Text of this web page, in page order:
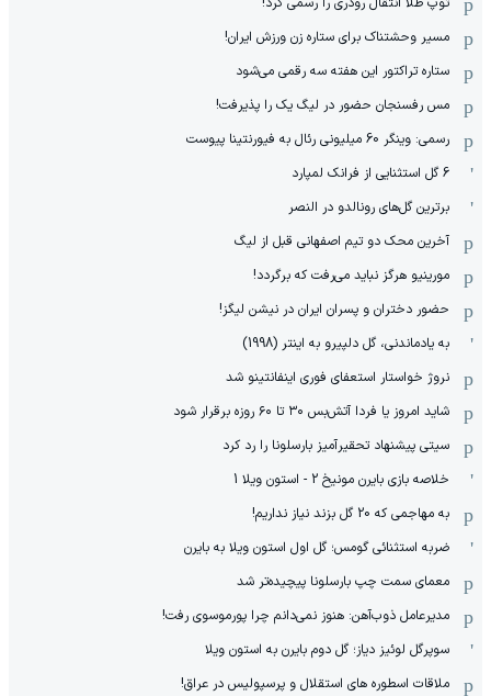
مسیر وحشتناک برای ستاره زن ورزش ایران!
ستاره تراکتور این هفته سه رقمی می‌شود
مس رفسنجان حضور در لیگ یک را پذیرفت!
رسمی: وینگر 60 میلیونی رئال به فیورنتینا پیوست
6 گل استثنایی از فرانک لمپارد
برترین گل‌های رونالدو در النصر
آخرین محک دو تیم اصفهانی قبل از لیگ
مورینیو هرگز نباید می‌رفت که برگردد!
حضور دختران و پسران ایران در نیشن لیگز!
به یادماندنی، گل دلپیرو به اینتر (1998)
نروژ خواستار استعفای فوری اینفانتینو شد
شاید امروز یا فردا آتش‌بس ۳۰ تا ۶۰ روزه برقرار شود
سیتی پیشنهاد تحقیرآمیز بارسلونا را رد کرد
خلاصه بازی بایرن مونیخ 2 - استون ویلا 1
به مهاجمی که 20 گل بزند نیاز نداریم!
ضربه استثنائی گومس؛ گل اول استون ویلا به بایرن
معمای سمت چپ بارسلونا پیچیده‌تر شد
مدیرعامل ذوب‌آهن: هنوز نمی‌دانم چرا پورموسوی رفت!
سوپرگل لوئیز دیاز؛ گل دوم بایرن به استون ویلا
ملاقات اسطوره های استقلال و پرسپولیس در عراق!